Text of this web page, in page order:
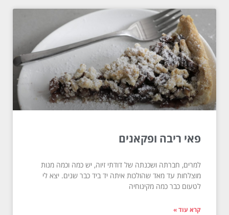
פאי ריבה ופקאנים
למרים, חברתה ושכנתה של דודתי זיוה, יש כמה וכמה מנות
מוצלחות עד מאד שהולכות איתה יד ביד כבר שנים. יצא לי
לטעום כבר כמה מקינוחיה
קרא עוד »